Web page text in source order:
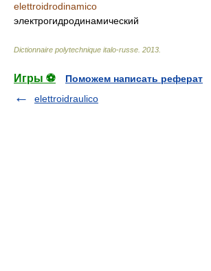
elettroidrodinamico
электрогидродинамический
Dictionnaire polytechnique italo-russe 2013
Игры ⚽
Поможем написать реферат
elettroidraulico